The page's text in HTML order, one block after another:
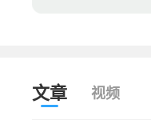
文章 视频